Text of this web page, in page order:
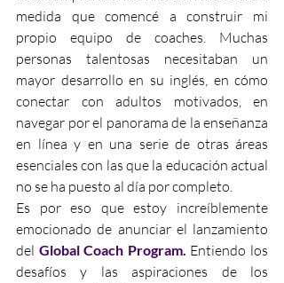
medida que comencé a construir mi
propio equipo de coaches. Muchas
personas talentosas necesitaban un
mayor desarrollo en su inglés, en cómo
conectar con adultos motivados, en
navegar por el panorama de la enseñanza
en línea y en una serie de otras áreas
esenciales con las que la educación actual
no se ha puesto al día por completo.
Es por eso que estoy increíblemente
emocionado de anunciar el lanzamiento
del Global Coach Program. Entiendo los
desafíos y las aspiraciones de los